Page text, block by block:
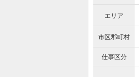
エリア
市区郡町村
仕事区分